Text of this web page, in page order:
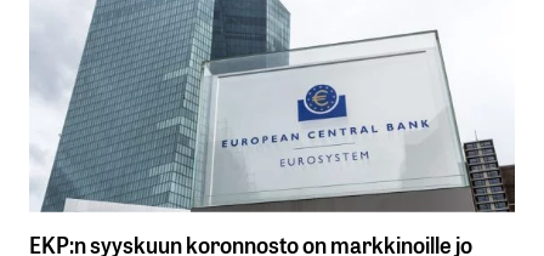
EKP:n syyskuun koronnosto on markkinoille jo